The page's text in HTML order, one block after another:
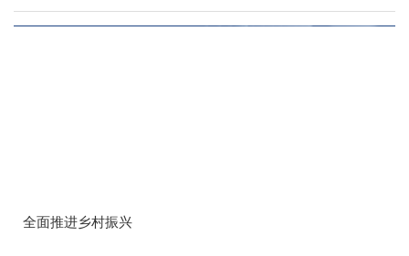
全面推进乡村振兴